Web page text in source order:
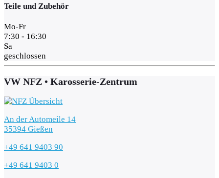
Teile und Zubehör
Mo-Fr
7:30 - 16:30
Sa
geschlossen
VW NFZ • Karosserie-Zentrum
An der Automeile 14
35394 Gießen
+49 641 9403 90
+49 641 9403 0